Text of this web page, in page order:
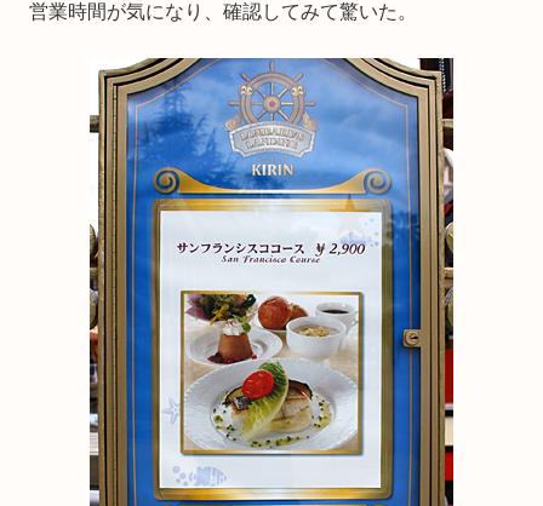
営業時間が気になり、確認してみて驚いた。